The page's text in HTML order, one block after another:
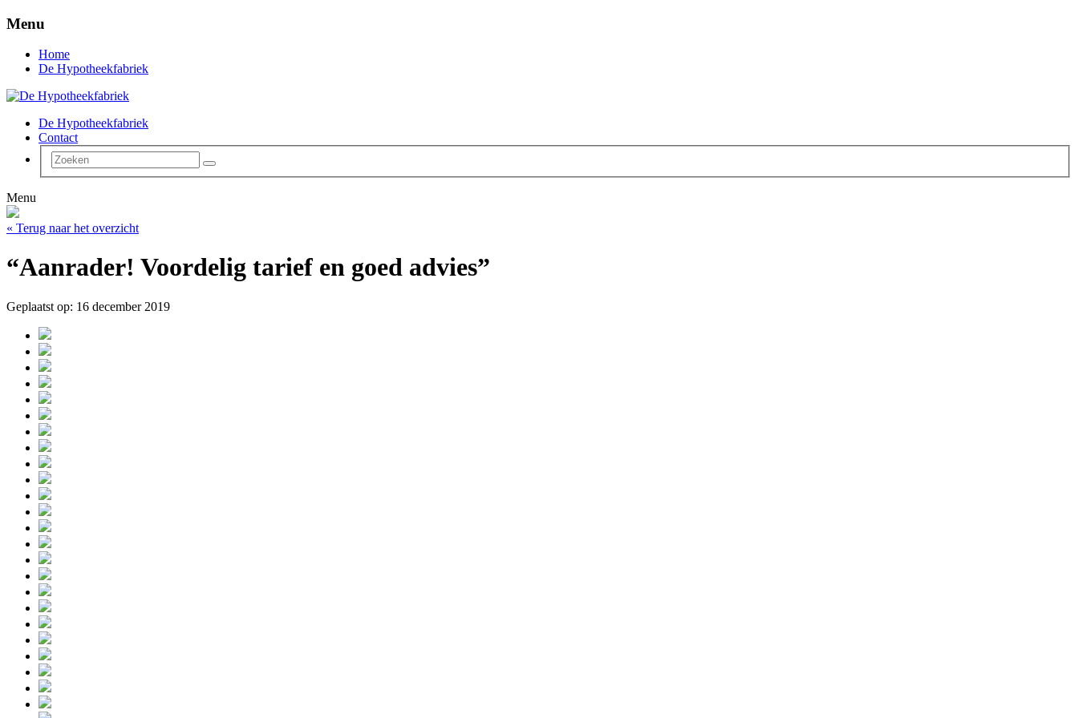
Menu
Home
De Hypotheekfabriek
De Hypotheekfabriek
Contact
Menu
« Terug naar het overzicht
“Aanrader! Voordelig tarief en goed advies”
Geplaatst op: 16 december 2019